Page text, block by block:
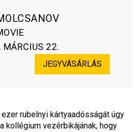
MÁRCIUS 22.
JEGYVÁSÁRLÁS
rubelnyi kártyaadósságát úgy
kollégium vezérbikájának, hogy